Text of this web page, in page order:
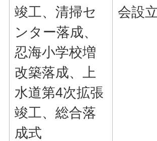
竣工、清掃セ
ンター落成、
忍海小学校増
改築落成、上
水道第4次拡張
竣工、総合落
成式
会設